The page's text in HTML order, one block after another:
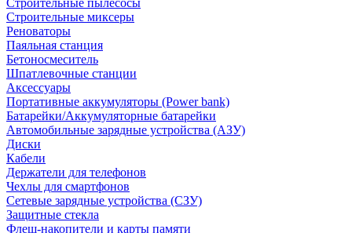
Строительные пылесосы
Строительные миксеры
Реноваторы
Паяльная станция
Бетоносмеситель
Шпатлевочные станции
Аксессуары
Портативные аккумуляторы (Power bank)
Батарейки/Аккумуляторные батарейки
Автомобильные зарядные устройства (АЗУ)
Диски
Кабели
Держатели для телефонов
Чехлы для смартфонов
Сетевые зарядные устройства (СЗУ)
Защитные стекла
Флеш-накопители и карты памяти